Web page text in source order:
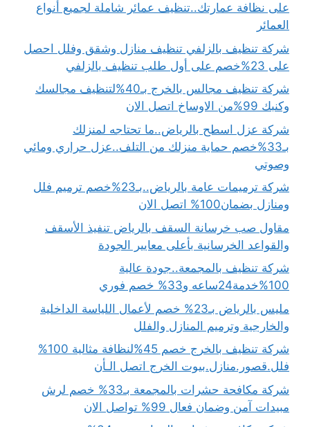
على نظافة عمارتك..تنظيف عمائر شاملة لجميع أنواع
العمائر
شركة تنظيف بالزلفي تنظيف منازل وشقق وفلل احصل
على 23%خصم على أول طلب تنظيف بالزلفي
شركة تنظيف مجالس بالخرج بـ40%لتنظيف مجالسك
وكنبك 99%من الاوساخ اتصل الان
شركة عزل اسطح بالرياض..ما تحتاجه لمنزلك
بـ33%خصم حماية منزلك من التلف..عزل حراري ومائي
وصوتي
شركة ترميمات عامة بالرياض..بـ23%خصم ترميم فلل
ومنازل بضمان100% اتصل الان
مقاول صب خرسانة السقف بالرياض تنفيذ الأسقف
والقواعد الخرسانية بأعلى معايير الجودة
شركة تنظيف بالمجمعة..جودة عالية
100%خدمة24ساعه و33% خصم فوري
مليس بالرياض بـ23% خصم لأعمال اللياسة الداخلية
والخارجية وترميم المنازل والفلل
شركة تنظيف بالخرج خصم 45%لنظافة مثالية 100%
فلل.قصور.منازل.بيوت الخرج اتصل الـأن
شركة مكافحة حشرات بالمجمعة بـ33% خصم لرش
مبيدات آمن وضمان فعال 99% تواصل الان